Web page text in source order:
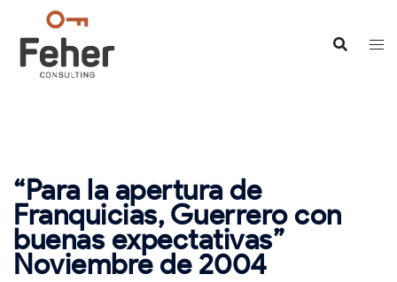
contenido
“Para la apertura de
Franquicias, Guerrero con
buenas expectativas”
Noviembre de 2004